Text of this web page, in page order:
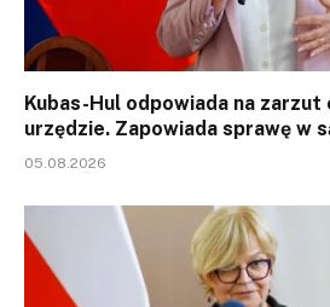
Kubas-Hul odpowiada na zarzut
urzędzie. Zapowiada sprawę w
05.08.2026